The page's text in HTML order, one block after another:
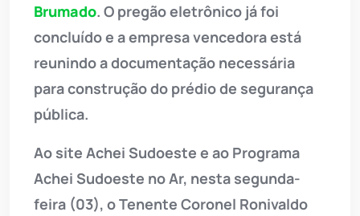
Brumado. O pregão eletrônico já foi
concluído e a empresa vencedora está
reunindo a documentação necessária
para construção do prédio de segurança
pública.
Ao site Achei Sudoeste e ao Programa
Achei Sudoeste no Ar, nesta segunda-
feira (03), o Tenente Coronel Ronivaldo